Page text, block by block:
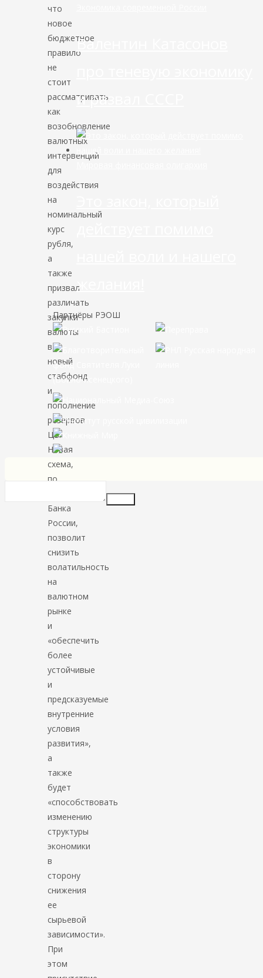
что
новое
бюджетное
правило
не
стоит
рассматривать
как
возобновление
валютных
интервенций
для
воздействия
на
номинальный
курс
рубля,
а
также
призвал
различать
закупки
валюты
в
новый
стабфонд
и
пополнение
резервов
ЦБ.
Новая
схема,
по
Банка
России,
позволит
снизить
волатильность
на
валютном
рынке
и
«обеспечить
более
устойчивые
и
предсказуемые
внутренние
условия
развития»,
а
также
будет
«способствовать
изменению
структуры
экономики
в
сторону
снижения
ее
сырьевой
зависимости».
При
этом
Валентин Катасонов
и развал СССР
желания!
Партнёры РЭОШ